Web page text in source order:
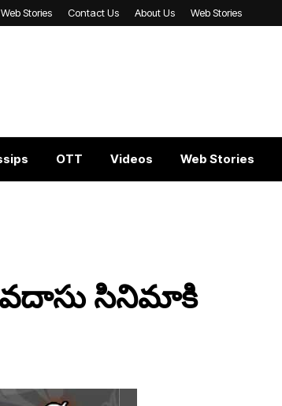
Web Stories Contact Us About Us Web Stories
OTT Videos Web Stories
సినిమాకి